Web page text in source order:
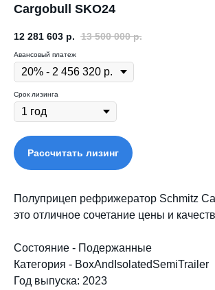
Cargobull SKO24
12 281 603 р. 13 500 000 р.
Авансовый платеж
Срок лизинга
Рассчитать лизинг
Полуприцеп рефрижератор Schmitz
это отличное сочетание цены и
Состояние - Подержанные
Категория - BoxAndIsolatedSemiTrailer
Год выпуска: 2023